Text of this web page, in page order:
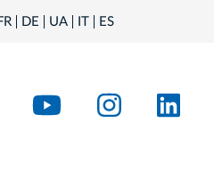
DE UA IT ES
- X
Kraków -Kraków